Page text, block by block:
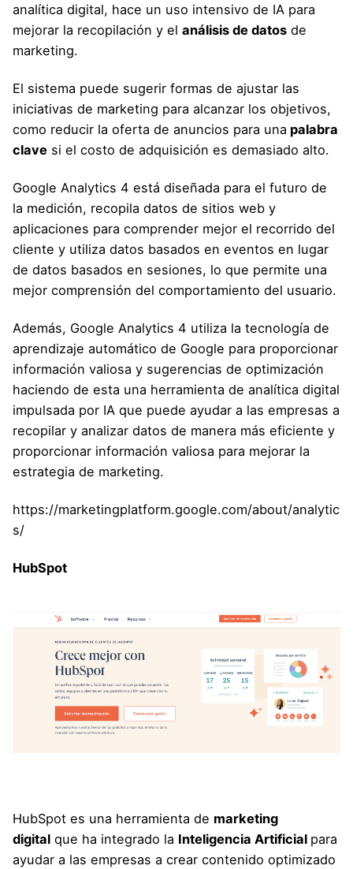
analítica digital, hace un uso intensivo de IA para
mejorar la recopilación y el análisis de datos de
marketing.
El sistema puede sugerir formas de ajustar las
iniciativas de marketing para alcanzar los objetivos,
como reducir la oferta de anuncios para una palabra
clave si el costo de adquisición es demasiado alto.
Google Analytics 4 está diseñada para el futuro de
la medición, recopila datos de sitios web y
aplicaciones para comprender mejor el recorrido del
cliente y utiliza datos basados en eventos en lugar
de datos basados en sesiones, lo que permite una
mejor comprensión del comportamiento del usuario.
Además, Google Analytics 4 utiliza la tecnología de
aprendizaje automático de Google para proporcionar
información valiosa y sugerencias de optimización
haciendo de esta una herramienta de analítica digital
impulsada por IA que puede ayudar a las empresas a
recopilar y analizar datos de manera más eficiente y
proporcionar información valiosa para mejorar la
estrategia de marketing.
https://marketingplatform.google.com/about/analytic
s/
HubSpot
HubSpot es una herramienta de marketing
digital que ha integrado la Inteligencia Artificial para
ayudar a las empresas a crear contenido optimizado